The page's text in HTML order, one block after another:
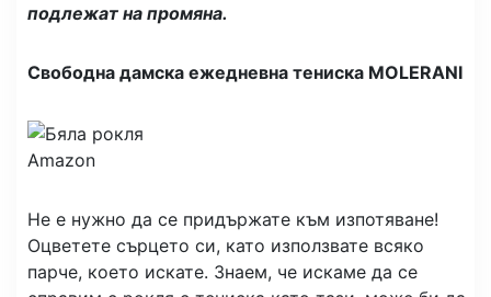
подлежат на промяна.
Свободна дамска ежедневна тениска MOLERANI
Amazon
Не е нужно да се придържате към изпотяване!
Оцветете сърцето си, като използвате всяко
парче, което искате. Знаем, че искаме да се